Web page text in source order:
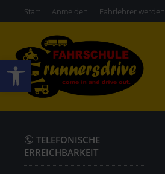
Werkzeugleiste öffnen
Start Anmelden Fahrlehrer werden
TELEFONISCHE
ERREICHBARKEIT